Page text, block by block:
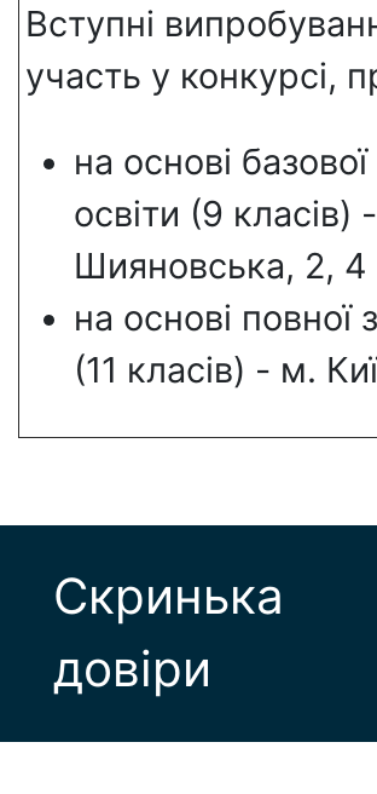
Вступні
участь у конкурсі,
на основі
освіти (9
Шияновська, 2, 4
на основі повної
(11 класів) - м.
Скринька
довіри